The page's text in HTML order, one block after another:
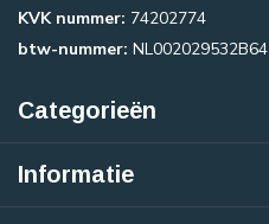
KVK nummer: 74202774
btw-nummer: NL002029532B64
Categorieën
Informatie